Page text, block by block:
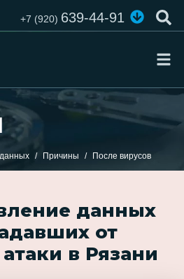
+7 (920)639-44-91
Причины После вирусов
данных
от
в Рязани